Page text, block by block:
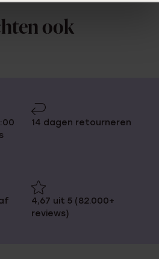
ook
14 dagen retourneren
4,67 uit 5 (82.000+
reviews)